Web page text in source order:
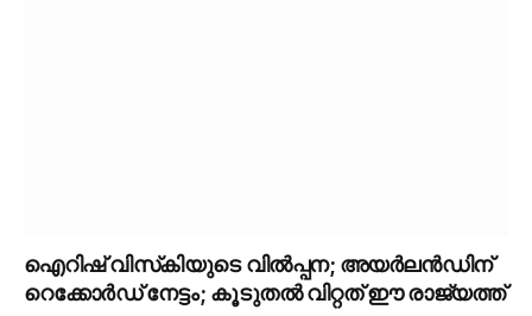
ഐറിഷ് വിസ്‌കിയുടെ വിൽപ്പന; അയർലൻഡിന്
റെക്കോർഡ് നേട്ടം; കൂടുതൽ വിറ്റത് ഈ രാജ്യത്ത്